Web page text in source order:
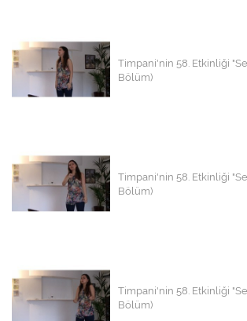
Timpani'nin 58. Etkinliği
Bölüm)
Timpani'nin 58. Etkinliği
Bölüm)
Timpani'nin 58. Etkinliği
Bölüm)